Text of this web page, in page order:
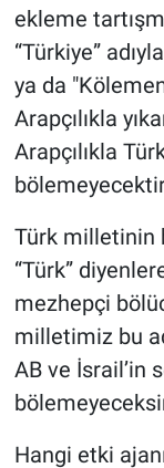
ekleme
“Türkiye”
ya da
Arapçılıkla
Arapçılıkla
Türk milletinin
“Türk”
mezhepçi
milletimiz bu
AB ve İsrail’in
Hangi etki